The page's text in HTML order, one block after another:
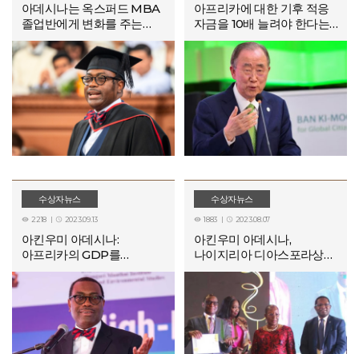
아데시나는 옥스퍼드 MBA
졸업반에게 변화를 주는
사람이 될 것을 요구합니다.
아프리카에 대한 기후 적응
자금을 10배 늘려야 한다는
연구 결과가 나왔습니다.
수상자뉴스
 2218  2023.09.13
아킨우미 아데시나:
아프리카의 GDP를
재평가해야 하는 이유
수상자뉴스
 1883  2023.08.07
아킨우미 아데시나,
나이지리아 디아스포라상
수상